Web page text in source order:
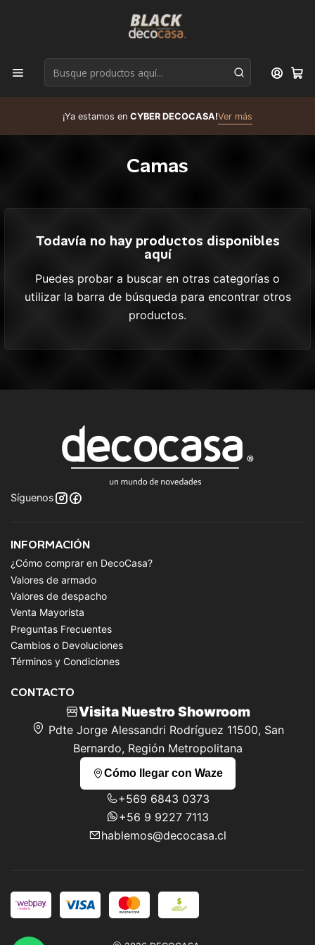
¡Ya estamos en CYBER DECOCASA!Ver más
Camas
Todavía no hay productos disponibles
aquí
Puedes probar a buscar en otras categorías o
utilizar la barra de búsqueda para encontrar otros
productos.
Síguenos
INFORMACIÓN
¿Cómo comprar en DecoCasa?
Valores de armado
Valores de despacho
Venta Mayorista
Preguntas Frecuentes
Cambios o Devoluciones
Términos y Condiciones
CONTACTO
Visita Nuestro Showroom
Pdte Jorge Alessandri Rodríguez 11500, San
Bernardo, Región Metropolitana
Cómo llegar con Waze
+569 6843 0373
+56 9 9227 7113
hablemos@decocasa.cl